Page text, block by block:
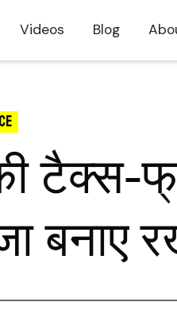
Videos Blog
टैक्स-
बनाए